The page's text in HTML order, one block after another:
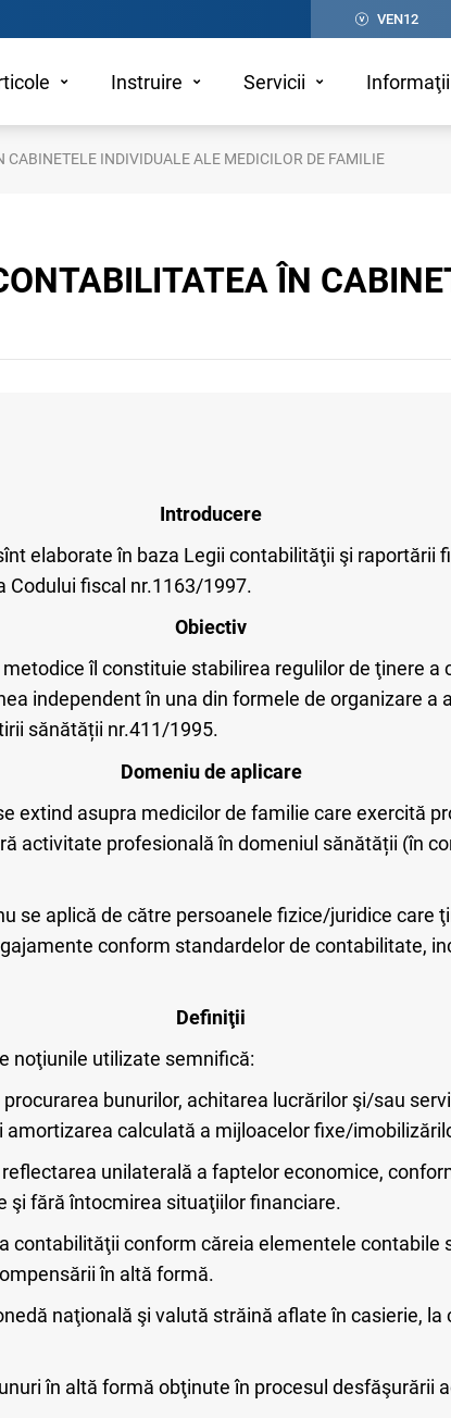
VEN12
Instruire Servicii
INDIVIDUALE ALE MEDICILOR DE FAMILIE
ÎN
Introducere
elaborate în baza Legii contabilităţii şi raportării
Codului fiscal nr.1163/1997.
Obiectiv
îl constituie stabilirea regulilor de ţinere a
independent în una din formele de organizare a
sănătății nr.411/1995.
Domeniu de aplicare
extind asupra medicilor de familie care exercită
activitate profesională în domeniul sănătății (în
se aplică de către persoanele fizice/juridice care
conform standardelor de contabilitate,
Definiţii
noţiunile utilizate semnifică:
bunurilor, achitarea lucrărilor şi/sau
calculată a mijloacelor fixe/
unilaterală a faptelor economice,
şi fără întocmirea situaţiilor financiare.
contabilităţii conform căreia elementele contabile
în altă formă.
naţională şi valută străină aflate în casierie, la
în altă formă obţinute în procesul desfăşurării